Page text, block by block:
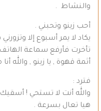
والنشاط .
أحب زينو وتحبني .
يكاد لا يمر أسبوع إلا
تأخرت فأرفع سماعة
أثمة قهوة , يا زينو , والله
فترد :
والله أنت لا تستحي !
هيا تعال بسرعة .